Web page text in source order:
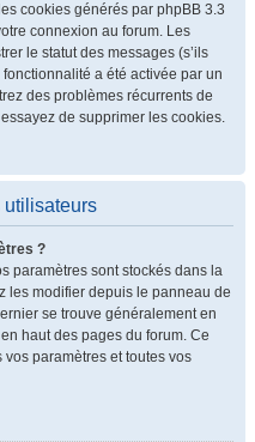
cookies générés par phpBB 3.3
connexion au forum. Les
le statut des messages (s’ils
a été activée par un
des problèmes récurrents de
de supprimer les cookies.
utilisateurs
?
paramètres sont stockés dans la
les modifier depuis le panneau de
se trouve généralement en
haut des pages du forum. Ce
paramètres et toutes vos